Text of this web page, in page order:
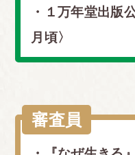
・１万年堂出版
月頃〉
審査員